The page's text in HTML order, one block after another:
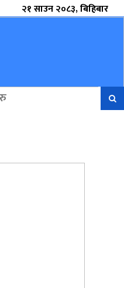
२१ साउन २०८३, बिहिबार